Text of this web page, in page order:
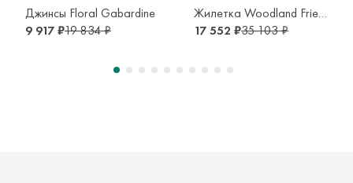
транспортной компании. Доставка осуществляется в срок и
по тарифам транспортной компании.
Оплата осуществляется онлайн банковскими картами Visa,
Джинсы Floral Gabardine
9 917 ₽19 834 ₽
Жилетка Woodland Friends
17 552 ₽35 103 ₽